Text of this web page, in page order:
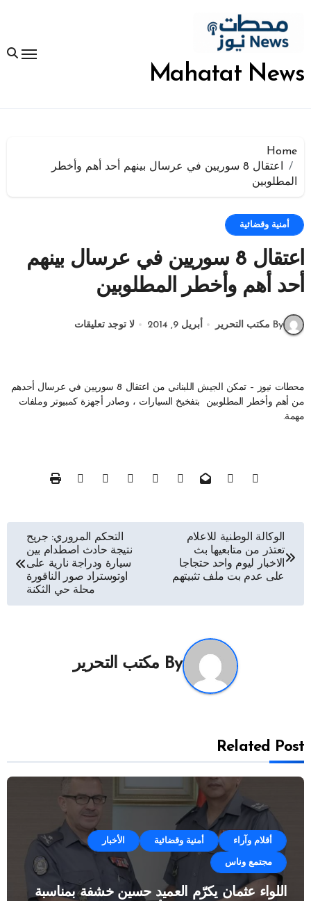
المحتوى
Mahatat News
Home
اعتقال 8 سوريين في عرسال بينهم أحد أهم وأخطر
المطلوبين
أمنية وقضائية
اعتقال 8 سوريين في عرسال بينهم
أحد أهم وأخطر المطلوبين
By مكتب التحرير أبريل 9, 2014 لا توجد تعليقات
محطات نيوز – تمكن الجيش اللبناني من اعتقال 8 سوريين في عرسال أحدهم
من أهم وأخطر المطلوبين بتفخيخ السيارات ، وصادر أجهزة كمبيوتر وملفات
مهمة.
تصفّح
المقالات
الوكالة الوطنية للاعلام
تعتذر من متابعيها بث
الاخبار ليوم واحد حتجاجا
على عدم بت ملف تثبيتهم
التحكم المروري: جريح
نتيجة حادث اصطدام بين
سيارة ودراجة نارية على
اوتوستراد صور الناقورة
محلة حي الثكنة
By مكتب التحرير
Related Post
أقلام وآراء أمنية وقضائية الأخبار
مجتمع وناس
اللواء عثمان يكرّم العميد حسين خشفة بمناسبة